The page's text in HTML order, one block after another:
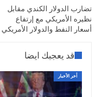
تضارب الدولار الكندي مقابل
نظيره الأمريكي مع إرتفاع
أسعار النفط والدولار الأمريكي
قد يعجبك ايضا
أخر الأخبار